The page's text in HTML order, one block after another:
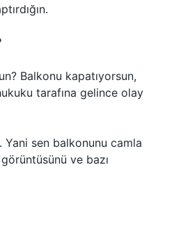
Balkonu kapatıyorsun,
tarafına gelince olay
sen balkonunu camla
ve bazı